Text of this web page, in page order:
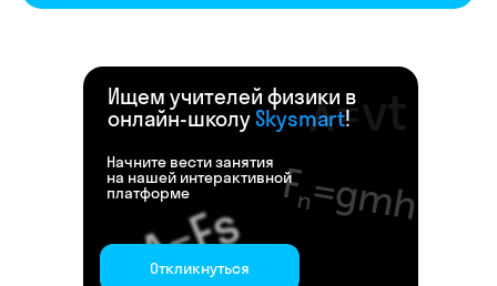
Ищем учителей физики в
онлайн-школуSkysmart!
Начните вести занятия
на нашей интерактивной
платформе
Откликнуться